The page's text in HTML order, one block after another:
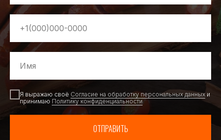
Я выражаю своё Согласие на обработку персональных данных и
принимаю Политику конфиденциальности
ОТПРАВИТЬ